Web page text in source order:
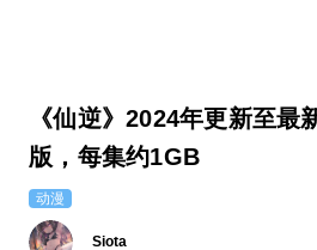
《仙逆》2024年更新至最
版，每集约1GB
动漫
Siota